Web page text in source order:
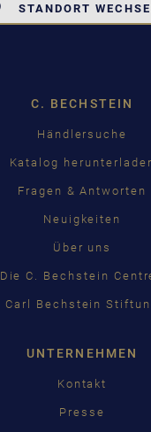
STANDORT
C. BECHSTEIN
Händlersuche
Katalog
Fragen & Antworten
Neuigkeiten
Über uns
Die C. Bechstein
Carl Bechstein
UNTERNEHMEN
Kontakt
Presse